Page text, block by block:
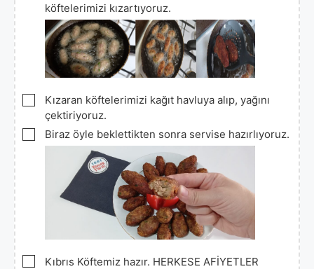
köftelerimizi kızartıyoruz.
▢
Kızaran köftelerimizi kağıt havluya alıp, yağını
çektiriyoruz.
▢
Biraz öyle beklettikten sonra servise hazırlıyoruz.
▢
Kıbrıs Köftemiz hazır. HERKESE AFİYETLER